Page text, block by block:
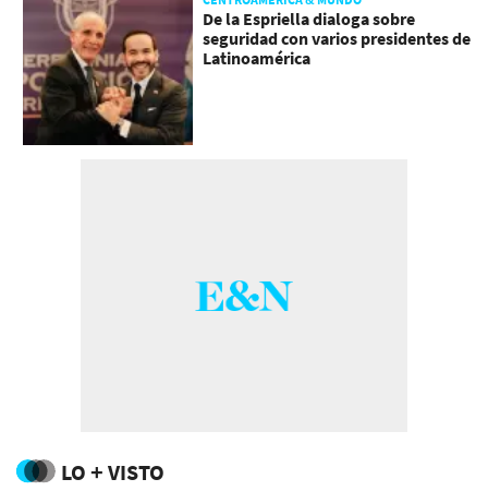
De la Espriella dialoga sobre
seguridad con varios presidentes de
Latinoamérica
LO + VISTO